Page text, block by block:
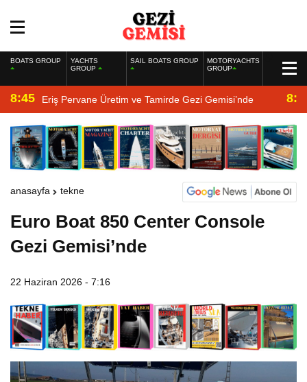
BOATS GROUP
YACHTS
GROUP
SAIL BOATS GROUP
MOTORYACHTS
GROUP
8:45 Eriş Pervane Üretim ve Tamirde Gezi Gemisi’nde
anasayfa tekne
Euro Boat 850 Center Console
Gezi Gemisi’nde
22 Haziran 2026 - 7:16